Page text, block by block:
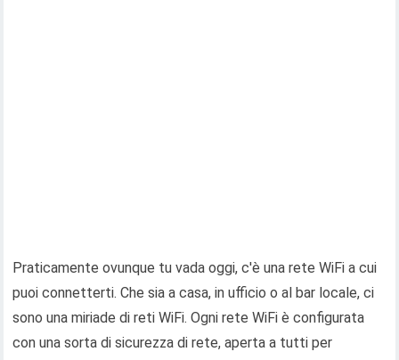
Praticamente ovunque tu vada oggi, c'è una rete WiFi a cui
puoi connetterti. Che sia a casa, in ufficio o al bar locale, ci
sono una miriade di reti WiFi. Ogni rete WiFi è configurata
con una sorta di sicurezza di rete, aperta a tutti per